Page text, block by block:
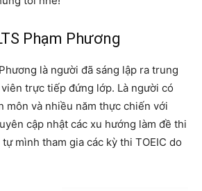
Phạm Phương
là người đã sáng lập ra trung
trực tiếp đứng lớp. Là người có
môn và nhiều năm thực chiến với
cập nhật các xu hướng làm đề thi
mình tham gia các kỳ thi TOEIC do